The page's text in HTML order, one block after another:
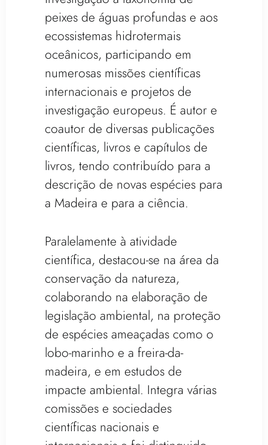
peixes de águas profundas e aos
ecossistemas hidrotermais
oceânicos, participando em
numerosas missões científicas
internacionais e projetos de
investigação europeus. É autor e
coautor de diversas publicações
científicas, livros e capítulos de
livros, tendo contribuído para a
descrição de novas espécies para
a Madeira e para a ciência.
Paralelamente à atividade
científica, destacou-se na área da
conservação da natureza,
colaborando na elaboração de
legislação ambiental, na proteção
de espécies ameaçadas como o
lobo-marinho e a freira-da-
madeira, e em estudos de
impacte ambiental. Integra várias
comissões e sociedades
científicas nacionais e